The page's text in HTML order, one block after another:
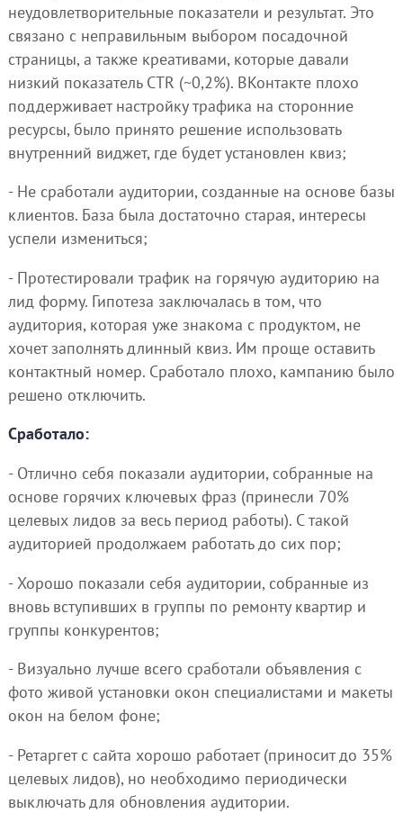
неудовлетворительные показатели и результат. Это
связано с неправильным выбором посадочной
страницы, а также креативами, которые давали
низкий показатель CTR (~0,2%). ВКонтакте плохо
поддерживает настройку трафика на сторонние
ресурсы, было принято решение использовать
внутренний виджет, где будет установлен квиз;
- Не сработали аудитории, созданные на основе базы
клиентов. База была достаточно старая, интересы
успели измениться;
- Протестировали трафик на горячую аудиторию на
лид форму. Гипотеза заключалась в том, что
аудитория, которая уже знакома с продуктом, не
хочет заполнять длинный квиз. Им проще оставить
контактный номер. Сработало плохо, кампанию было
решено отключить.
Сработало:
- Отлично себя показали аудитории, собранные на
основе горячих ключевых фраз (принесли 70%
целевых лидов за весь период работы). С такой
аудиторией продолжаем работать до сих пор;
- Хорошо показали себя аудитории, собранные из
вновь вступивших в группы по ремонту квартир и
группы конкурентов;
- Визуально лучше всего сработали объявления с
фото живой установки окон специалистами и макеты
окон на белом фоне;
- Ретаргет с сайта хорошо работает (приносит до 35%
целевых лидов), но необходимо периодически
выключать для обновления аудитории.